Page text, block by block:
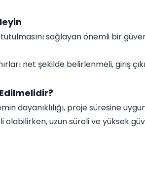
sağlayan önemli bir
net şekilde belirlenmeli, giriş
dayanıklılığı, proje süresine
uzun süreli ve yüksek